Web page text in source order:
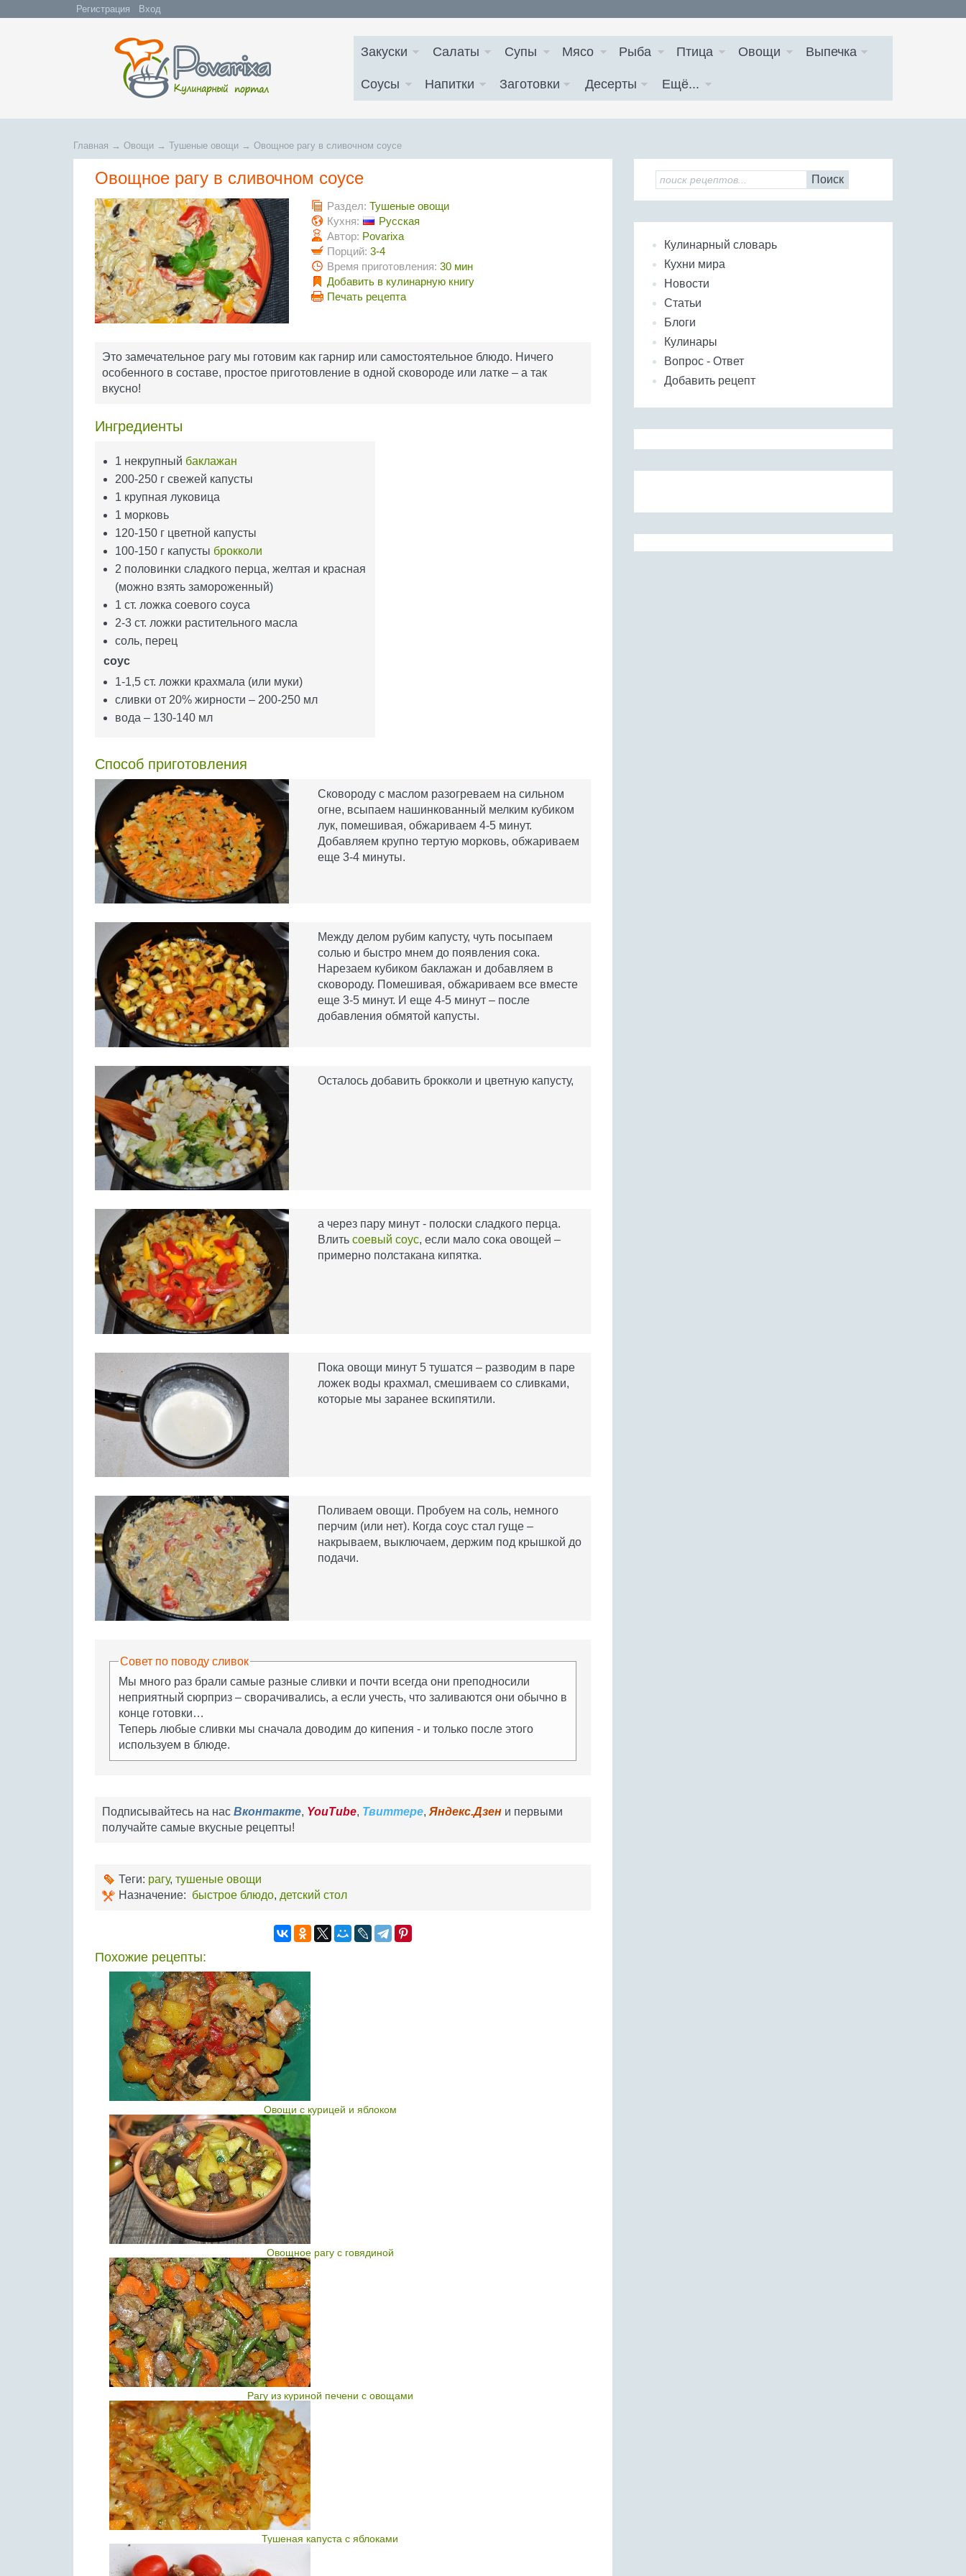
Регистрация Вход
Закуски Салаты Супы Мясо Рыба Птица Овощи Выпечка
Соусы Напитки Заготовки Десерты Ещё...
Главная → Овощи → Тушеные овощи → Овощное рагу в сливочном соусе
Овощное рагу в сливочном соусе
Раздел: Тушеные овощи
Кухня:
Русская
Автор: Povarixa
Порций: 3-4
Время приготовления: 30 мин
Добавить в кулинарную книгу
Печать рецепта
Это замечательное рагу мы готовим как гарнир или самостоятельное блюдо. Ничего
особенного в составе, простое приготовление в одной сковороде или латке – а так
вкусно!
Ингредиенты
1 некрупный баклажан
200-250 г свежей капусты
1 крупная луковица
1 морковь
120-150 г цветной капусты
100-150 г капусты брокколи
2 половинки сладкого перца, желтая и красная
(можно взять замороженный)
1 ст. ложка соевого соуса
2-3 ст. ложки растительного масла
соль, перец
соус
1-1,5 ст. ложки крахмала (или муки)
сливки от 20% жирности – 200-250 мл
вода – 130-140 мл
Способ приготовления
Сковороду с маслом разогреваем на сильном
огне, всыпаем нашинкованный мелким кубиком
лук, помешивая, обжариваем 4-5 минут.
Добавляем крупно тертую морковь, обжариваем
еще 3-4 минуты.
Между делом рубим капусту, чуть посыпаем
солью и быстро мнем до появления сока.
Нарезаем кубиком баклажан и добавляем в
сковороду. Помешивая, обжариваем все вместе
еще 3-5 минут. И еще 4-5 минут – после
добавления обмятой капусты.
Осталось добавить брокколи и цветную капусту,
а через пару минут - полоски сладкого перца.
Влить соевый соус, если мало сока овощей –
примерно полстакана кипятка.
Пока овощи минут 5 тушатся – разводим в паре
ложек воды крахмал, смешиваем со сливками,
которые мы заранее вскипятили.
Поливаем овощи. Пробуем на соль, немного
перчим (или нет). Когда соус стал гуще –
накрываем, выключаем, держим под крышкой до
подачи.
Совет по поводу сливок
Мы много раз брали самые разные сливки и почти всегда они преподносили
неприятный сюрприз – сворачивались, а если учесть, что заливаются они обычно в
конце готовки…
Теперь любые сливки мы сначала доводим до кипения - и только после этого
используем в блюде.
Подписывайтесь на нас Вконтакте, YouTube, Твиттере, Яндекс.Дзен и первыми
получайте самые вкусные рецепты!
Теги: рагу, тушеные овощи
Назначение: быстрое блюдо, детский стол
Похожие рецепты:
Овощи с курицей и яблоком
Овощное рагу с говядиной
Рагу из куриной печени с овощами
Тушеная капуста с яблоками
Поиск
Кулинарный словарь
Кухни мира
Новости
Статьи
Блоги
Кулинары
Вопрос - Ответ
Добавить рецепт